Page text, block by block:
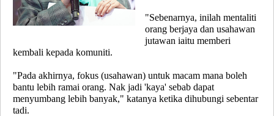
"Sebenarnya, inilah mentaliti
orang berjaya dan usahawan
jutawan iaitu memberi
kembali kepada komuniti.
"Pada akhirnya, fokus (usahawan) untuk macam mana boleh
bantu lebih ramai orang. Nak jadi 'kaya' sebab dapat
menyumbang lebih banyak," katanya ketika dihubungi sebentar
tadi.